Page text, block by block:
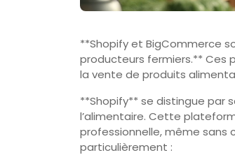
**Shopify et BigCommerce
producteurs fermiers.**
la vente de produits
**Shopify** se distingue par
l’alimentaire. Cette
professionnelle, même sans
particulièrement :